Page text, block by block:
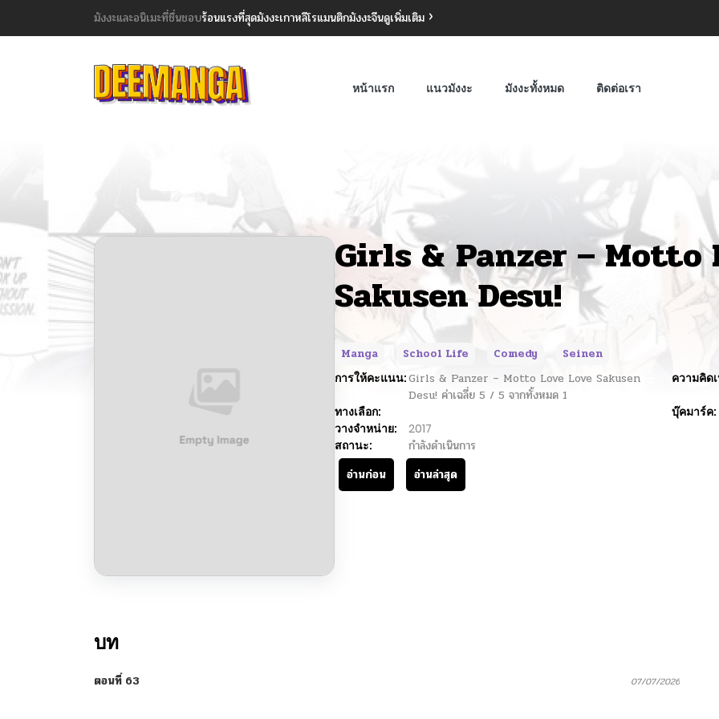
มังงะและอนิเมะที่ชื่นชอบร้อนแรงที่สุดมังงะเกาหลีโรแมนติกมังงะจีนดูเพิ่มเติม
หน้าแรก แนวมังงะ มังงะทั้งหมด ติดต่อเรา
Girls & Panzer – Motto
Sakusen Desu!
Manga School Life Comedy
Seinen
การให้คะแนน:Girls & Panzer – Motto Love Love Sakusen
Desu! ค่าเฉลี่ย 5 / 5 จากทั้งหมด 1
ความคิด
ทางเลือก:
บุ๊คมาร์ค:
วางจำหน่าย:
2017
สถานะ:
กำลังดำเนินการ
อ่านก่อน
อ่านล่าสุด
บท
ตอนที่ 63 07/07/2026